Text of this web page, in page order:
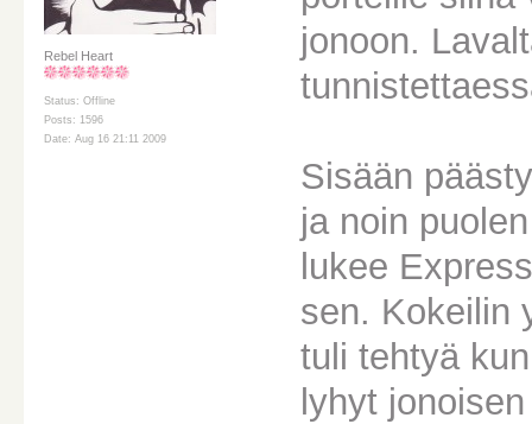
Rebel Heart
Status: Offline
Posts: 1596
Date: Aug 16 21:11 2009
jonoon.
Sisään
ja noin
lukee
sen. Kokeilin
tuli tehtyä
lyhyt